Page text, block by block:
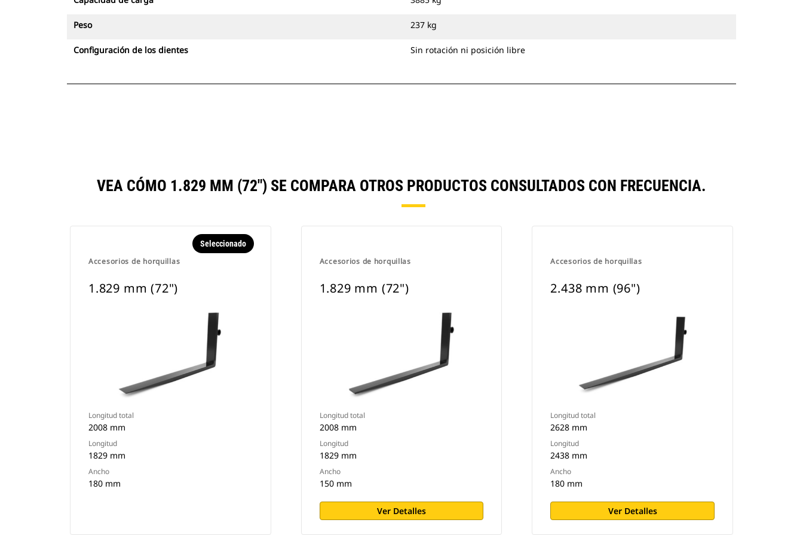
Peso 237 kg
Configuración de los dientes Sin rotación ni posición libre
VEA CÓMO 1.829 MM (72") SE COMPARA OTROS PRODUCTOS CONSULTADOS CON FRECUENCIA.
Accesorios de horquillas
Seleccionado
1.829 mm (72")
Longitud total
2008 mm
Longitud
1829 mm
Ancho
180 mm
Accesorios de horquillas
1.829 mm (72")
Longitud total
2008 mm
Longitud
1829 mm
Ancho
150 mm
Ver Detalles
Accesorios de horquillas
2.438 mm (96")
Longitud total
2628 mm
Longitud
2438 mm
Ancho
180 mm
Ver Detalles